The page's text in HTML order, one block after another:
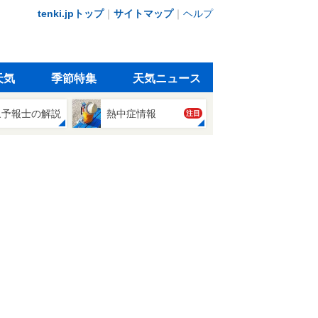
tenki.jpトップ｜ サイトマップ｜ ヘルプ
気 季節特集 天気ニュース
報士の解説 熱中症情報 注目